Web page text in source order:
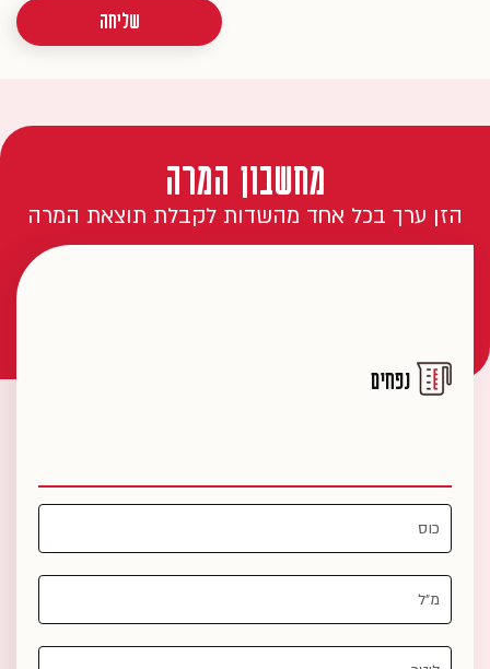
שליחה
מחשבון המרה
הזן ערך בכל אחד מהשדות לקבלת תוצאת המרה
נפחים